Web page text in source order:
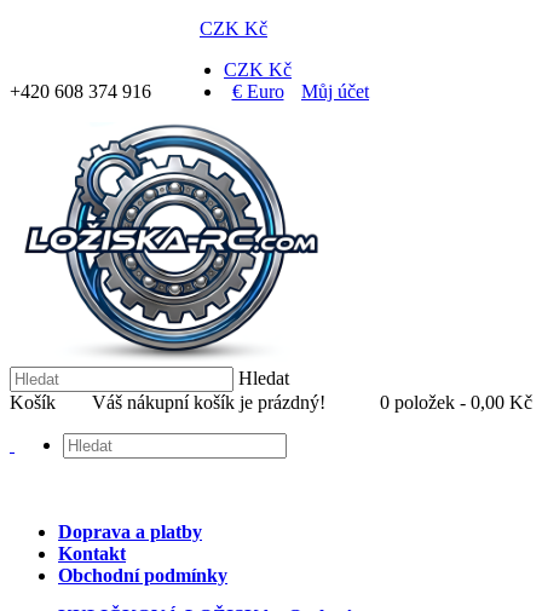
+420 608 374 916
CZK Kč
CZK Kč
€ Euro
Můj účet
Hledat
Košík
0 položek - 0,00 Kč
Váš nákupní košík je prázdný!
Doprava a platby
Kontakt
Obchodní podmínky